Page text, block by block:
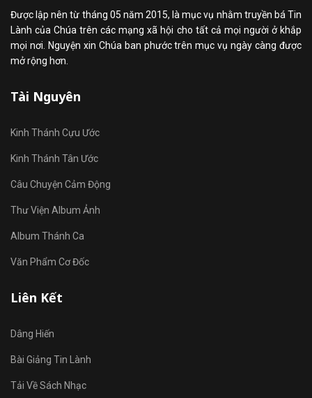
Được lập nên từ tháng 05 năm 2015, là mục vụ nhằm truyền bá Tin
Lành của Chúa trên các mạng xã hội cho tất cả mọi người ở khắp
mọi nơi. Nguyện xin Chúa ban phước trên mục vụ ngày càng được
mở rộng hơn.
Tài Nguyên
Kinh Thánh Cựu Ước
Kinh Thánh Tân Ước
Câu Chuyện Cảm Động
Thư Viện Album Ảnh
Album Thánh Ca
Văn Phẩm Cơ Đốc
Liên Kết
Dâng Hiến
Bài Giảng Tin Lành
Tải Về Sách Nhạc